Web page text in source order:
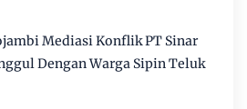
Mediasi Konflik PT Sinar
Dengan Warga Sipin Teluk